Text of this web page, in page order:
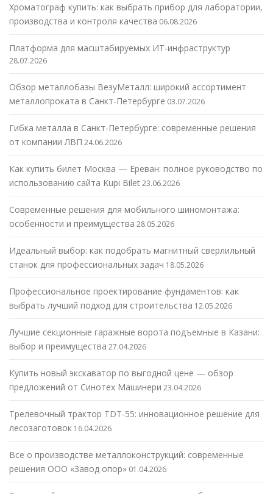
Хроматограф купить: как выбрать прибор для лаборатории,
производства и контроля качества 06.08.2026
Платформа для масштабируемых ИТ-инфраструктур
28.07.2026
Обзор металлобазы ВезуМеталл: широкий ассортимент
металлопроката в Санкт-Петербурге 03.07.2026
Гибка металла в Санкт-Петербурге: современные решения
от компании ЛВП 24.06.2026
Как купить билет Москва — Ереван: полное руководство по
использованию сайта Kupi Bilet23.06.2026
Современные решения для мобильного шиномонтажа:
особенности и преимущества 28.05.2026
Идеальный выбор: как подобрать магнитный сверлильный
станок для профессиональных задач 18.05.2026
Профессиональное проектирование фундаментов: как
выбрать лучший подход для строительства 12.05.2026
Лучшие секционные гаражные ворота подъемные в Казани:
выбор и преимущества 27.04.2026
Купить новый экскаватор по выгодной цене — обзор
предложений от Синотех Машинери 23.04.2026
Трелевочный трактор TDT-55: инновационное решение для
лесозаготовок 16.04.2026
Все о производстве металлоконструкций: современные
решения ООО «Завод опор» 01.04.2026